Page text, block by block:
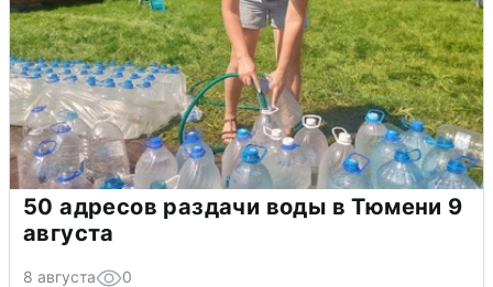
50 адресов раздачи воды в Тюмени 9
августа
8 августа 0